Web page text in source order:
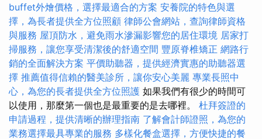
buffet外燴價格，選擇最適合的方案 安養院的特色與選
擇，為長者提供全方位照顧 律師公會網站，查詢律師資格
與服務 屋頂防水，避免雨水滲漏影響您的居住環境 居家打
掃服務，讓您享受清潔後的舒適空間 豐原脊椎矯正 網路行
銷的全面解決方案 平價助聽器，提供經濟實惠的助聽器選
擇 推薦值得信賴的醫美診所，讓你安心美麗 專業長照中
心，為您的長者提供全方位照護 如果我們有很少的時間可
以使用，那麼第一個也是最重要的是去哪裡。 杜拜簽證的
申請過程，提供清晰的辦理指南 了解會計師證照，為您的
業務選擇最具專業的服務 多樣化餐盒選擇，方便快捷的餐